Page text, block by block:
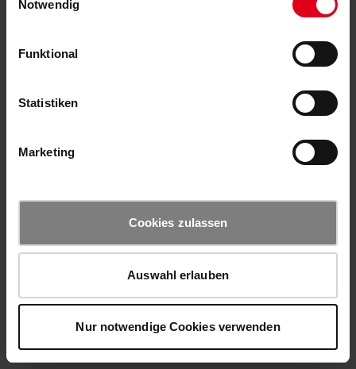
Notwendig
Funktional
Statistiken
Marketing
Cookies zulassen
Auswahl erlauben
Nur notwendige Cookies verwenden